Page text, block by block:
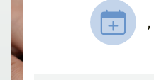
,